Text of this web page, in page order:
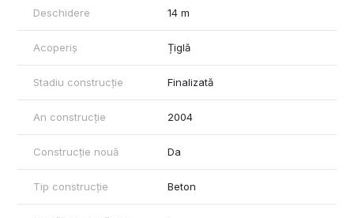
Deschidere 14 m
Acoperiș Țiglă
Stadiu construcție Finalizată
An construcție 2004
Construcție nouă Da
Tip construcție Beton